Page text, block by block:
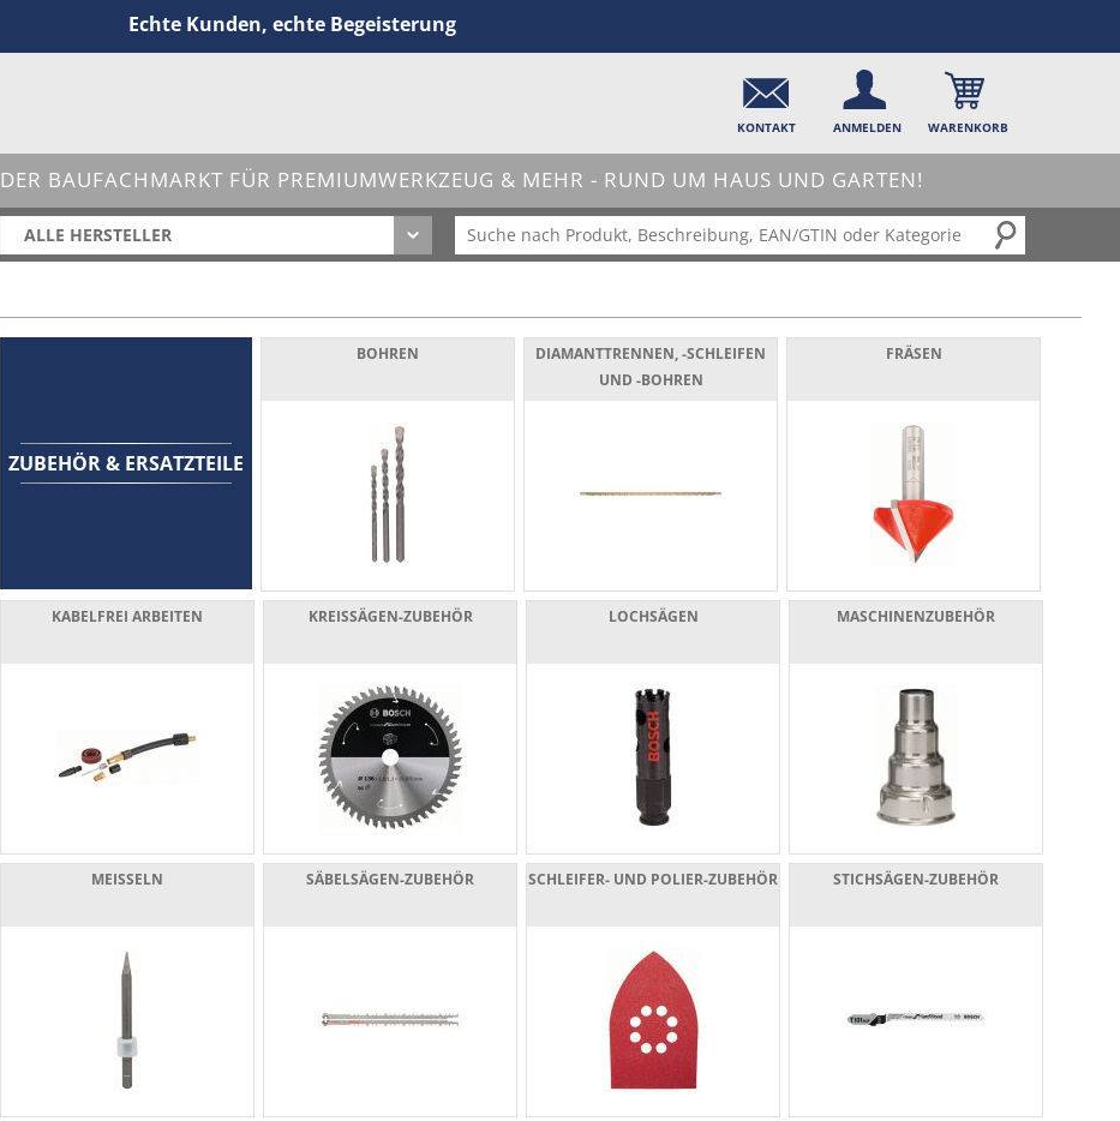
Echte Kunden, echte Begeisterung
KONTAKT ANMELDEN WARENKORB
DER BAUFACHMARKT FÜR PREMIUMWERKZEUG & MEHR - RUND UM HAUS UND GARTEN!
ALLE HERSTELLER
ZUBEHÖR & ERSATZTEILE
BOHREN
DIAMANTTRENNEN, -SCHLEIFEN
UND -BOHREN
FRÄSEN
KABELFREI ARBEITEN KREISSÄGEN-ZUBEHÖR LOCHSÄGEN MASCHINENZUBEHÖR
MEISSELN SÄBELSÄGEN-ZUBEHÖR SCHLEIFER- UND POLIER-ZUBEHÖR STICHSÄGEN-ZUBEHÖR